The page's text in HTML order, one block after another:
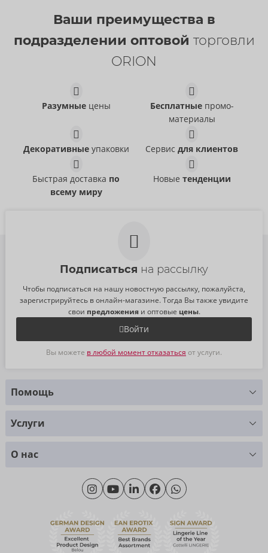
Super Studs
ONE
Vanish Hyperthin
ONE
РРЦ:
04168600000
10 pack
Pleasure Plus
ONE
19,95 €
12 pack
Pleasure Plus
ONE
04168430000
Размер:12 pack
ONE
04168600000
19,95 €
Размер:10 pack
Ваши преимущества в
подразделении оптовой торговли
ORION
Разумныецены Бесплатныепромо-
материалы
Декоративныеупаковки Сервисдля клиентов
Быстрая доставка по
всему миру
Новые тенденции
Подписаться на рассылку
Чтобы подписаться на нашу новостную рассылку, пожалуйста,
зарегистрируйтесь в онлайн-магазине. Тогда Вы также увидите
свои предложенияи оптовые цены.
Войти
Вы можете в любой момент отказаться от услуги.
Помощь
Monday - Thursday: 09:00am - 04:00pm
Friday: 09:00am - 3:00pm (CET/CEST)
Контакт
Часто задаваемые вопросы (ЧаВо)
Услуги
О нас
О нас
Продолжительность
eroFame